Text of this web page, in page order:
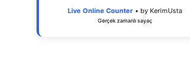
Live Online Counter • by KerimUsta
Gerçek zamanlı sayaç